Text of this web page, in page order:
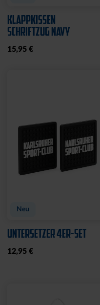
KLAPPKISSEN
SCHRIFTZUG NAVY
15,95 €
Neu
UNTERSETZER 4ER-SET
12,95 €